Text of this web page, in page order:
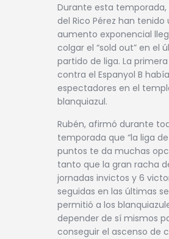
Durante esta temporada,
del Rico Pérez han tenido
aumento exponencial
colgar el “sold out” en el
partido de liga. La
contra el Espanyol B
espectadores en el
blanquiazul.
Rubén, afirmó durante
temporada que “la liga
puntos te da muchas
tanto que la gran racha
jornadas invictos y 6
seguidas en las últimas
permitió a los
depender de sí mismos
conseguir el ascenso de